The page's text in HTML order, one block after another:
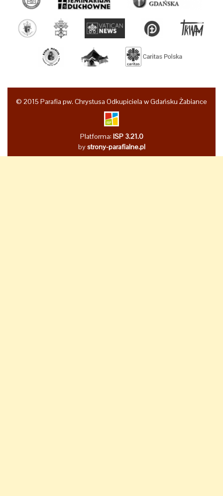
© 2015 Parafia pw. Chrystusa Odkupiciela w Gdańsku Żabiance
Platforma: ISP 3.21.0
bystrony-parafialne.pl